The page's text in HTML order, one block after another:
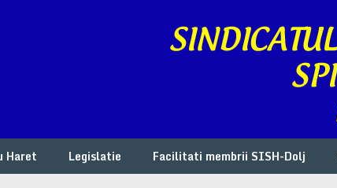
Haret Legislatie Facilitati membrii SISH-Dolj